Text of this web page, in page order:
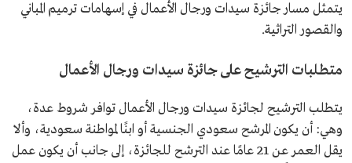
يتمثل مسار جائزة سيدات ورجال الأعمال في إسهامات ترميم المباني
والقصور التراثية.
متطلبات الترشيح على جائزة سيدات ورجال الأعمال
يتطلب الترشيح لجائزة سيدات ورجال الأعمال توافر شروط عدة،
وهي: أن يكون المرشح سعودي الجنسية أو ابنًا لمواطنة سعودية، وألا
يقل العمر عن 21 عامًا عند الترشح للجائزة، إلى جانب أن يكون عمل